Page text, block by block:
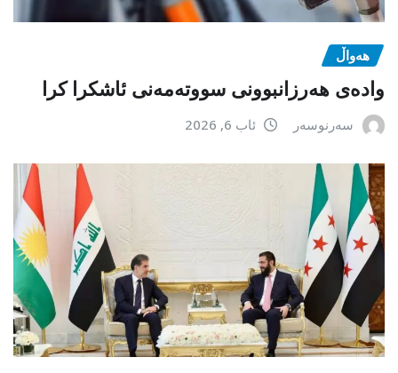
هەواڵ
وادەی هەرزانبوونی سووتەمەنی ئاشکرا کرا
سەرنوسەر ئاب 6, 2026